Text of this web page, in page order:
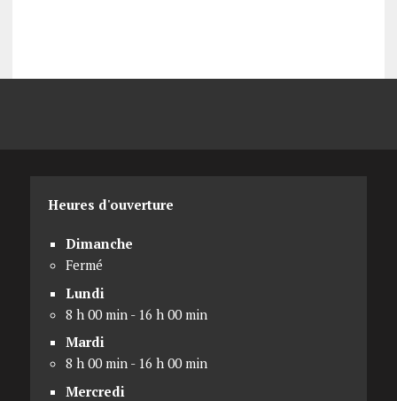
Heures d'ouverture
Dimanche
Fermé
Lundi
8 h 00 min - 16 h 00 min
Mardi
8 h 00 min - 16 h 00 min
Mercredi